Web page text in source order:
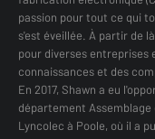
passion pour tout ce qui
s'est éveillée. À partir de
pour diverses entreprises
connaissances et des
En 2017, Shawn a eu
département Assemblage
Lyncolec à Poole, où il a